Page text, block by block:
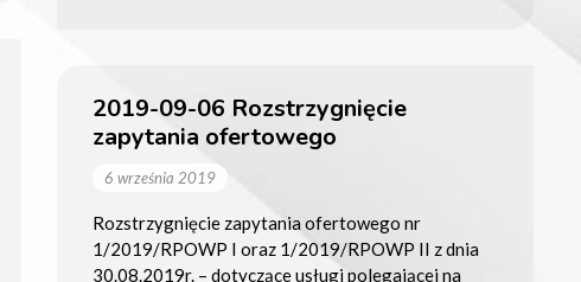
2019-09-06 Rozstrzygnięcie
zapytania ofertowego
6 września 2019
Rozstrzygnięcie zapytania ofertowego nr
1/2019/RPOWP I oraz 1/2019/RPOWP II z dnia
30.08.2019r. – dotyczące usługi polegającej na